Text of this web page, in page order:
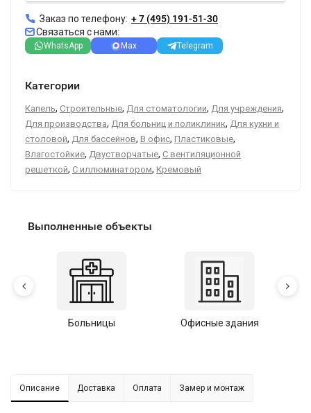
Заказ по телефону: + 7 (495) 191-51-30
Связаться с нами:
WhatsApp Max Telegram
Категории
Капель, Строительные, Для стоматологии, Для учреждения,
Для производства, Для больниц и поликлиник, Для кухни и
столовой, Для бассейнов, В офис, Пластиковые,
Влагостойкие, Двустворчатые, С вентиляционной
решеткой, С иллюминатором, Кремовый
Выполненные объекты
Больницы Офисные здания
Описание Доставка Оплата Замер и монтаж